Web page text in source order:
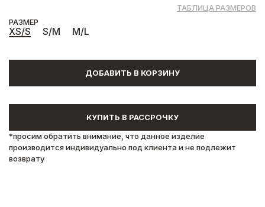
ДОБАВИТЬ В КОРЗИНУ
КУПИТЬ В РАССРОЧКУ
*просим обратить внимание, что данное изделие
производится индивидуально под клиента и не подлежит
возврату
РАЗМЕР
XS/S S/M M/L
ТАБЛИЦА РАЗМЕРОВ